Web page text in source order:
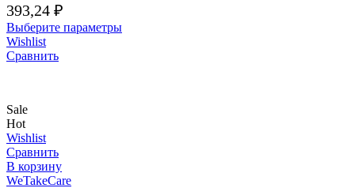
393,24 ₽
Выберите параметры
Wishlist
Сравнить
Sale
Hot
Wishlist
Сравнить
В корзину
WeTakeCare